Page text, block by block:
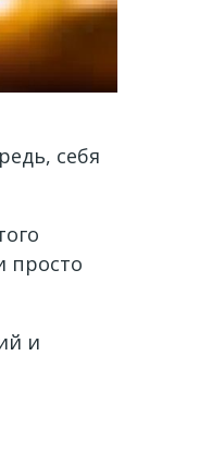
себя
просто
и